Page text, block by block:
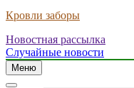
Кровли заборы
Новостная рассылка
Случайные новости
Меню